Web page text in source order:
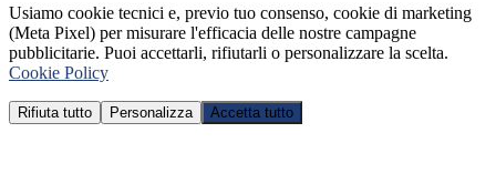
Usiamo cookie tecnici e, previo tuo consenso, cookie di marketing
(Meta Pixel) per misurare l'efficacia delle nostre campagne
pubblicitarie. Puoi accettarli, rifiutarli o personalizzare la scelta.
Cookie Policy
Rifiuta tutto Personalizza Accetta tutto